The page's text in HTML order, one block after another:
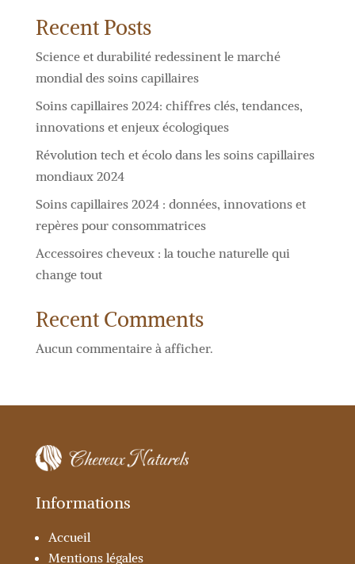
Recent Posts
Science et durabilité redessinent le marché
mondial des soins capillaires
Soins capillaires 2024: chiffres clés, tendances,
innovations et enjeux écologiques
Révolution tech et écolo dans les soins capillaires
mondiaux 2024
Soins capillaires 2024 : données, innovations et
repères pour consommatrices
Accessoires cheveux : la touche naturelle qui
change tout
Recent Comments
Aucun commentaire à afficher.
Informations
Accueil
Mentions légales